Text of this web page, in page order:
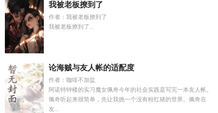
我被老板撩到了
作者：我被老板撩到了
我被老板撩到了...
论海贼与友人帐的适配度
作者：咖啡不加盐
阿诺特钟楼的实习魔女佩奇今年的社会实践是写完一本友人帐。
佩奇听起来很简单，先让我挑一个没有粉红猪的世界。佩奇在
友...